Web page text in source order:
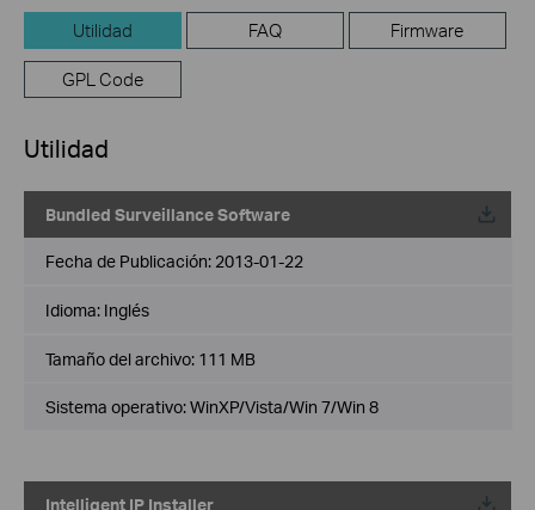
Utilidad FAQ Firmware
GPL Code
Utilidad
Bundled Surveillance Software
Fecha de Publicación: 2013-01-22
Idioma: Inglés
Tamaño del archivo: 111 MB
Sistema operativo: WinXP/Vista/Win 7/Win 8
Intelligent IP Installer